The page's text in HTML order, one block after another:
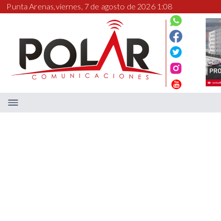
Punta Arenas,viernes, 7 de agosto de 2026 1:08